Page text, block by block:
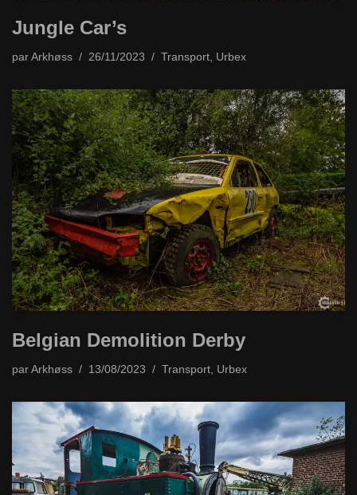
Jungle Car’s
par Arkhøss 26/11/2023 Transport Urbex
Belgian Demolition Derby
par Arkhøss 13/08/2023 Transport, Urbex